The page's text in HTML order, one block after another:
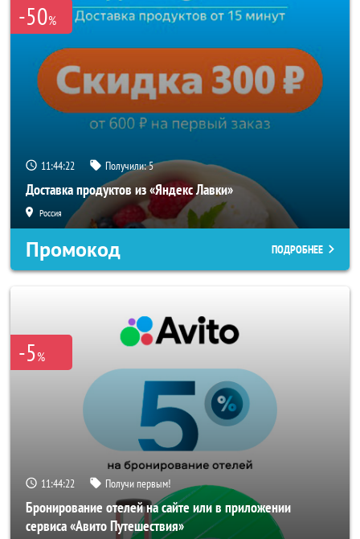
-50%
11:44:20 Получили:5
Доставка продуктов из «Яндекс Лавки»
Россия
Промокод ПОДРОБНЕЕ
-5%
11:44:20 Получи первым!
Бронирование отелей на сайте или в приложении
сервиса «Авито Путешествия»